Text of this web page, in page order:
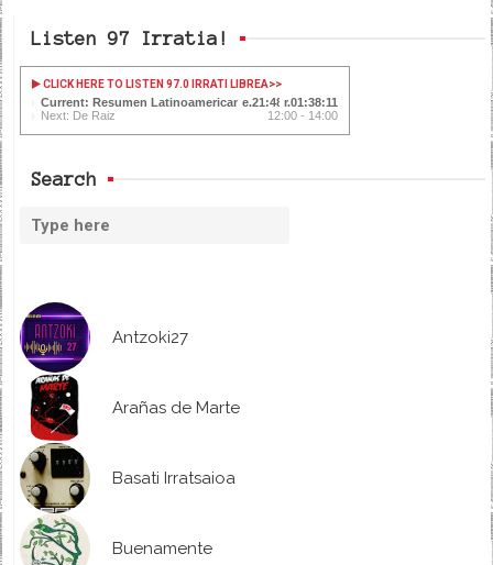
Listen 97 Irratia!
CLICK HERE TO LISTEN 97.0 IRRATI LIBREA>>
Current: Resumen Latinoamericano 21:49
01:38:10
Next: De Raiz
12:00 - 14:00
Search
Antzoki27
Arañas de Marte
Basati Irratsaioa
Buenamente